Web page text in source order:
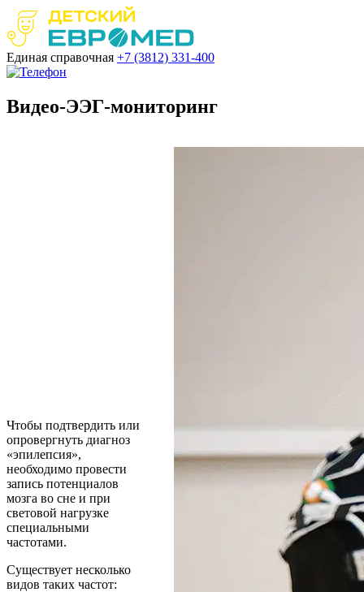
Единая справочная +7 (3812) 331-400
Видео-ЭЭГ-мониторинг
Чтобы подтвердить или
опровергнуть диагноз
«эпилепсия»,
необходимо провести
запись потенциалов
мозга во сне и при
световой нагрузке
специальными
частотами.
Существует несколько
видов таких частот: